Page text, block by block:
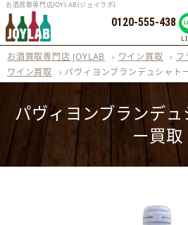
お酒買取専門店JOYLAB(ジョイラボ)
0120-555-438
お酒買取専門店 JOYLAB › ワイン買取 › フ
ワイン買取
› パヴィヨンブランデュシャト
パヴィヨンブランデ
ー買取